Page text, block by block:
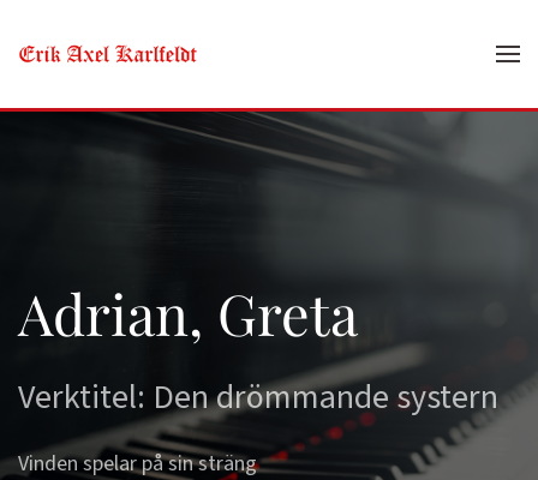
Skip to main content
Adrian, Greta
Verktitel: Den drömmande systern
Vinden spelar på sin sträng